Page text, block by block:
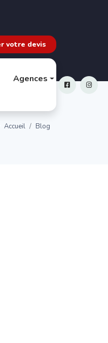
votre devis
Agences
Accueil Blog